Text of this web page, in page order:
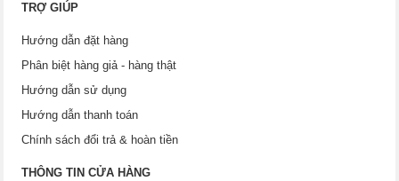
TRỢ GIÚP
Hướng dẫn đặt hàng
Phân biệt hàng giả - hàng thật
Hướng dẫn sử dụng
Hướng dẫn thanh toán
Chính sách đổi trả & hoàn tiền
THÔNG TIN CỬA HÀNG